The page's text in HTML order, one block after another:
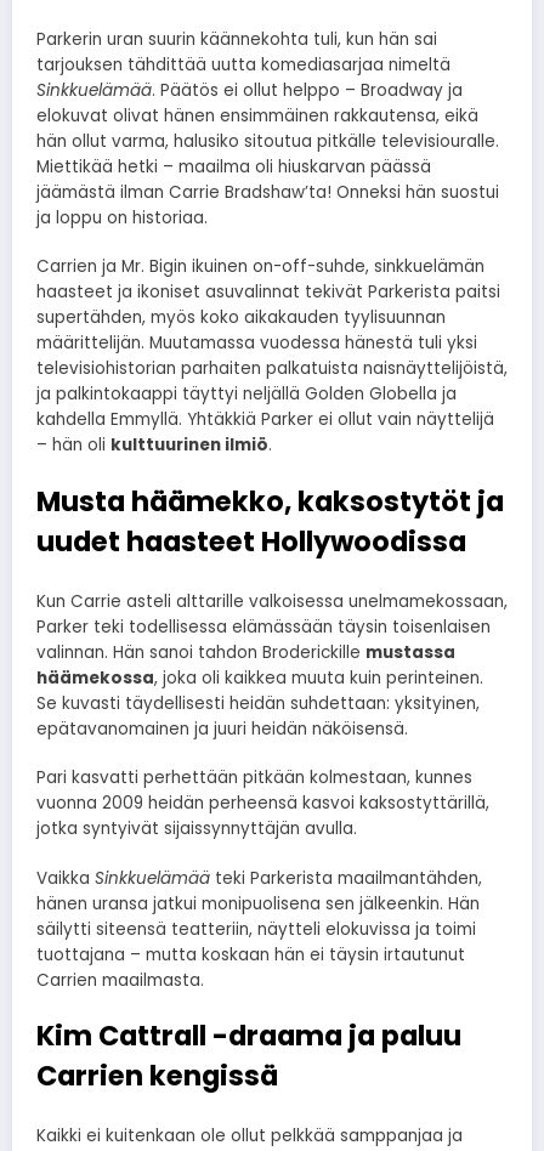
Parkerin uran suurin käännekohta tuli, kun hän sai
tarjouksen tähdittää uutta komediasarjaa nimeltä
Sinkkuelämää. Päätös ei ollut helppo – Broadway ja
elokuvat olivat hänen ensimmäinen rakkautensa, eikä
hän ollut varma, halusiko sitoutua pitkälle televisiouralle.
Miettikää hetki – maailma oli hiuskarvan päässä
jäämästä ilman Carrie Bradshaw’ta! Onneksi hän suostui
ja loppu on historiaa.
Carrien ja Mr. Bigin ikuinen on-off-suhde, sinkkuelämän
haasteet ja ikoniset asuvalinnat tekivät Parkerista paitsi
supertähden, myös koko aikakauden tyylisuunnan
määrittelijän. Muutamassa vuodessa hänestä tuli yksi
televisiohistorian parhaiten palkatuista naisnäyttelijöistä,
ja palkintokaappi täyttyi neljällä Golden Globella ja
kahdella Emmyllä. Yhtäkkiä Parker ei ollut vain näyttelijä
– hän oli kulttuurinen ilmiö.
Musta häämekko, kaksostytöt ja
uudet haasteet Hollywoodissa
Kun Carrie asteli alttarille valkoisessa unelmamekossaan,
Parker teki todellisessa elämässään täysin toisenlaisen
valinnan. Hän sanoi tahdon Broderickille mustassa
häämekossa, joka oli kaikkea muuta kuin perinteinen.
Se kuvasti täydellisesti heidän suhdettaan: yksityinen,
epätavanomainen ja juuri heidän näköisensä.
Pari kasvatti perhettään pitkään kolmestaan, kunnes
vuonna 2009 heidän perheensä kasvoi kaksostyttärillä,
jotka syntyivät sijaissynnyttäjän avulla.
Vaikka Sinkkuelämää teki Parkerista maailmantähden,
hänen uransa jatkui monipuolisena sen jälkeenkin. Hän
säilytti siteensä teatteriin, näytteli elokuvissa ja toimi
tuottajana – mutta koskaan hän ei täysin irtautunut
Carrien maailmasta.
Kim Cattrall -draama ja paluu
Carrien kengissä
Kaikki ei kuitenkaan ole ollut pelkkää samppanjaa ja